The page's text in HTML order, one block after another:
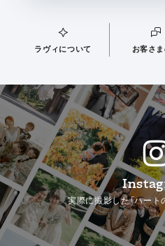
ラヴィについて お客さ
実際に撮影した「ハート